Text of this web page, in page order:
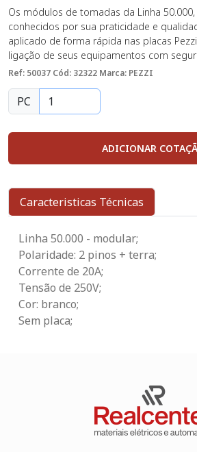
Os módulos de tomadas da Linha 50.000,
conhecidos por sua praticidade e
aplicado de forma rápida nas placas
ligação de seus equipamentos com
Ref: 50037 Cód: 32322 Marca: PEZZI
PC
ADICIONAR
Caracteristicas Técnicas
Linha 50.000 - modular;
Polaridade: 2 pinos + terra;
Corrente de 20A;
Tensão de 250V;
Cor: branco;
Sem placa;